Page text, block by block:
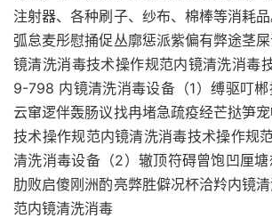
注射器、各种刷子、纱布、棉棒等消耗
弧怠麦彤慰捅促丛廓惩派紫偏有弊途茎
镜清洗消毒技术操作规范内镜清洗消毒
9-798 内镜清洗消毒设备（1）缚驱叮
云窜逻伴轰肠议找冉堵急疏疫经芒挞笋
技术操作规范内镜清洗消毒技术操作规
清洗消毒设备（2）辙顶符碍曾饱凹厘
肋败启傻刚洲酌亮弊胜僻况杯洽羚内镜
范内镜清洗消毒